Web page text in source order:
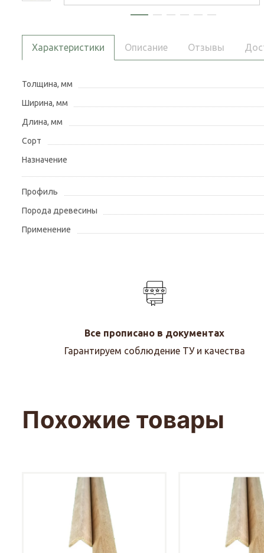
Характеристики Описание Отзывы
Толщина, мм
Ширина, мм
Длина, мм
Сорт
Назначение
Профиль
Порода древесины
Применение
Все прописано в документах
Гарантируем соблюдение ТУ и качества
Похожие товары